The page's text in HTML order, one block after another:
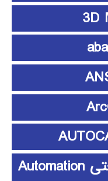
آموزش اتوماسیون صنعتی Automation